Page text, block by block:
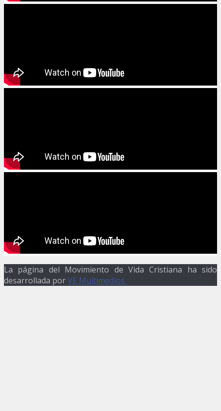
La página del Movimiento de Vida Cristiana ha sido
desarrollada porVE Multimedios